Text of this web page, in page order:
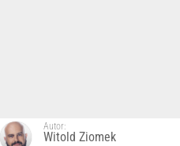
Autor:
Witold Ziomek